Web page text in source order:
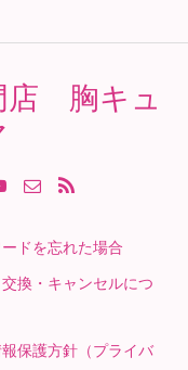
店 胸キュ
ドを忘れた場合
換・キャンセルにつ
保護方針（プライバ